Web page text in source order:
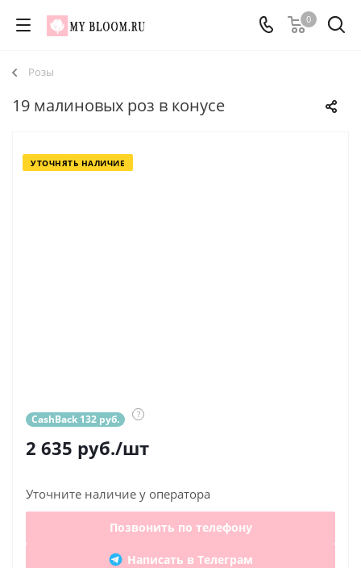
0
Розы
19 малиновых роз в конусе
УТОЧНЯТЬ НАЛИЧИЕ
CashBack 132 руб. ?
2 635 руб./шт
Уточните наличие у оператора
Позвонить по телефону
Написать в Телеграм